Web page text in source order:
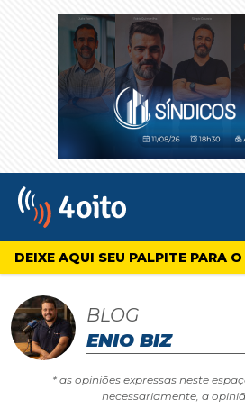
4oito
DEIXE AQUI SEU PALPITE PARA
BLOG
ENIO BIZ
* as opiniões expressas neste
necessariamente, a